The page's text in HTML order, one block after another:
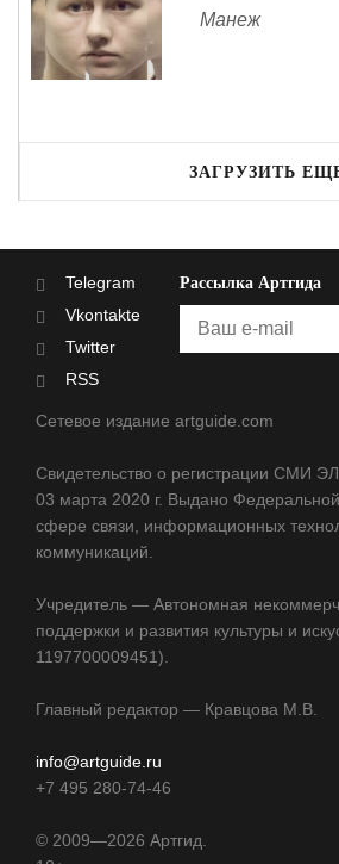
Манеж
ЗАГРУЗИТЬ
Telegram
Vkontakte
Twitter
RSS
Рассылка Артгида
Сетевое издание artguide.com
Свидетельство о регистрации СМИ
03 марта 2020 г. Выдано
сфере связи, информационных
коммуникаций.
Учредитель — Автономная
поддержки и развития культуры и
1197700009451).
Главный редактор — Кравцова М.В.
info@artguide.ru
+7 495 280-74-46
© 2009—2026 Артгид.